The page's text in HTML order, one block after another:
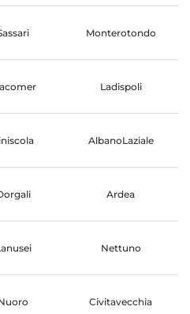
Monterotondo
Ladispoli
AlbanoLaziale
Ardea
Nettuno
Civitavecchia